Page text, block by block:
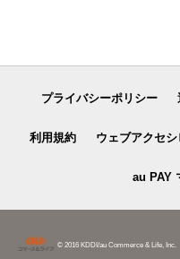
プライバシーポリシー
利用規約 ウェブアクセ
au PAY
© 2016 KDDI/au Commerce & Life, Inc.